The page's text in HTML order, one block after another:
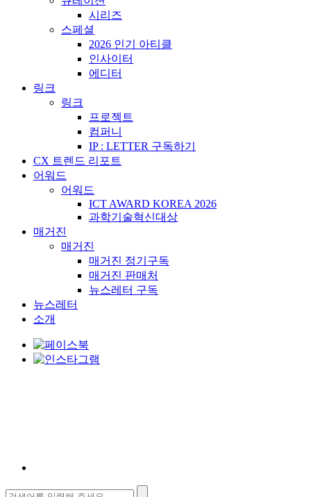
시리즈
스페셜
2026 인기 아티클
인사이터
에디터
링크
링크
프로젝트
컴퍼니
IP : LETTER 구독하기
CX 트렌드 리포트
어워드
어워드
ICT AWARD KOREA 2026
과학기술혁신대상
매거진
매거진
매거진 정기구독
매거진 판매처
뉴스레터 구독
뉴스레터
소개
검